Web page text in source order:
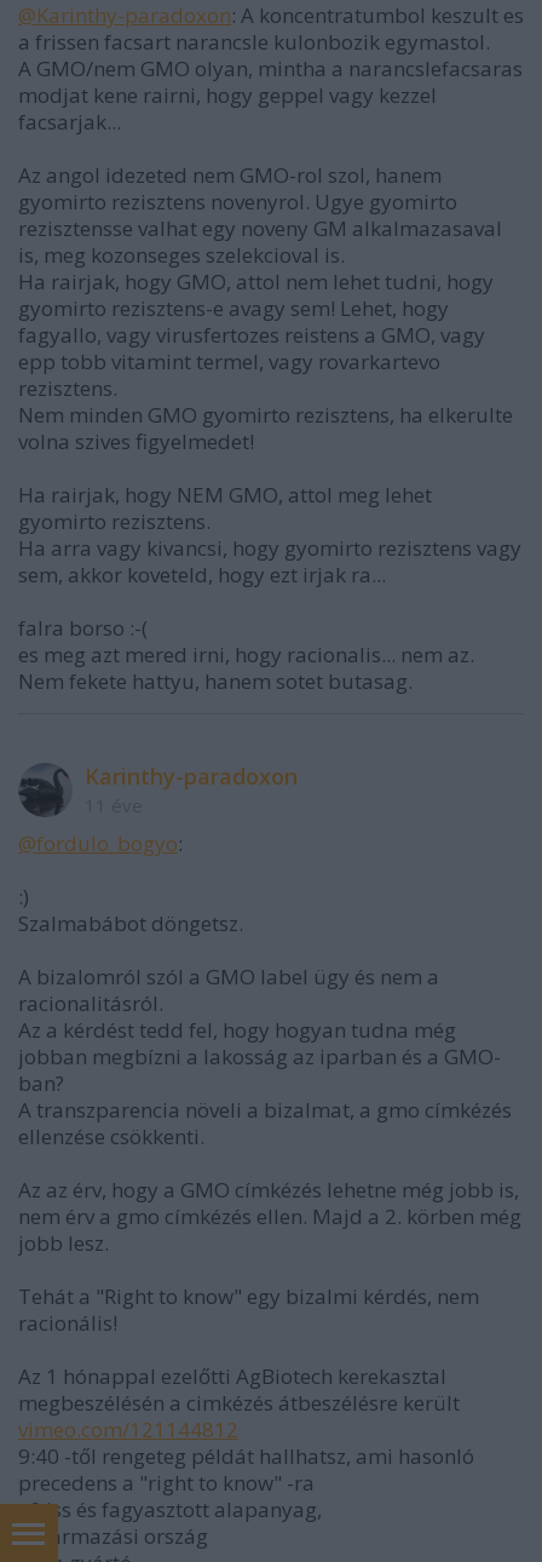
@Karinthy-paradoxon: A koncentratumbol keszult es
a frissen facsart narancsle kulonbozik egymastol.
A GMO/nem GMO olyan, mintha a narancslefacsaras
modjat kene rairni, hogy geppel vagy kezzel
facsarjak...
Az angol idezeted nem GMO-rol szol, hanem
gyomirto rezisztens novenyrol. Ugye gyomirto
rezisztensse valhat egy noveny GM alkalmazasaval
is, meg kozonseges szelekcioval is.
Ha rairjak, hogy GMO, attol nem lehet tudni, hogy
gyomirto rezisztens-e avagy sem! Lehet, hogy
fagyallo, vagy virusfertozes reistens a GMO, vagy
epp tobb vitamint termel, vagy rovarkartevo
rezisztens.
Nem minden GMO gyomirto rezisztens, ha elkerulte
volna szives figyelmedet!
Ha rairjak, hogy NEM GMO, attol meg lehet
gyomirto rezisztens.
Ha arra vagy kivancsi, hogy gyomirto rezisztens vagy
sem, akkor koveteld, hogy ezt irjak ra...
falra borso :-(
es meg azt mered irni, hogy racionalis... nem az.
Nem fekete hattyu, hanem sotet butasag.
Karinthy-paradoxon
@fordulo_bogyo:
:)
Szalmabábot döngetsz.
A bizalomról szól a GMO label ügy és nem a
racionalitásról.
Az a kérdést tedd fel, hogy hogyan tudna még
jobban megbízni a lakosság az iparban és a GMO-
ban?
A transzparencia növeli a bizalmat, a gmo címkézés
ellenzése csökkenti.
Az az érv, hogy a GMO címkézés lehetne még jobb is,
nem érv a gmo címkézés ellen. Majd a 2. körben még
jobb lesz.
Tehát a "Right to know" egy bizalmi kérdés, nem
racionális!
Az 1 hónappal ezelőtti AgBiotech kerekasztal
megbeszélésén a cimkézés átbeszélésre került
vimeo.com/121144812
9:40 -től rengeteg példát hallhatsz, ami hasonló
precedens a "right to know" -ra
- friss és fagyasztott alapanyag,
- származási ország